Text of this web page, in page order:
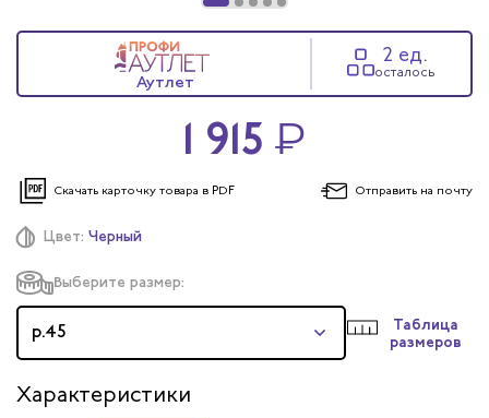
Цвет: Черный
Выберите размер:
р.45
Таблица
размеров
Характеристики
Аутлет
2 ед.
осталось
1 915 ₽
Скачать карточку товара в PDF Отправить на почту